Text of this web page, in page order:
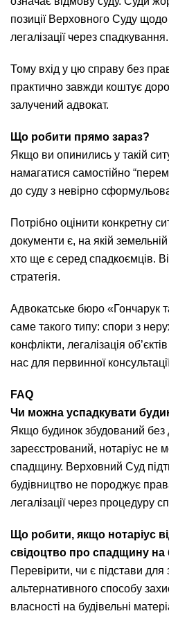
позиції Верховного Суду
легалізації через спадкування.
Тому вхід у цю справу без
практично завжди коштує
залучений адвокат.
Що робити прямо зараз?
Якщо ви опинились у такій
намагатися самостійно
до суду з невірно
Потрібно оцінити конкретну
документи є, на якій земельній
хто ще є серед спадкоємців.
стратегія.
Адвокатське бюро «Гончарук
саме такого типу: спори з
конфлікти, легалізація
нас для первинної
FAQ
Чи можна успадкувати
Якщо будинок збудований без
зареєстрований, нотаріус не
спадщину. Верховний Суд
будівництво не породжує
легалізації через процедуру
Що робити, якщо нотаріус
свідоцтво про спадщину на
Перевірити, чи є підстави для
альтернативного способу
власності на будівельні